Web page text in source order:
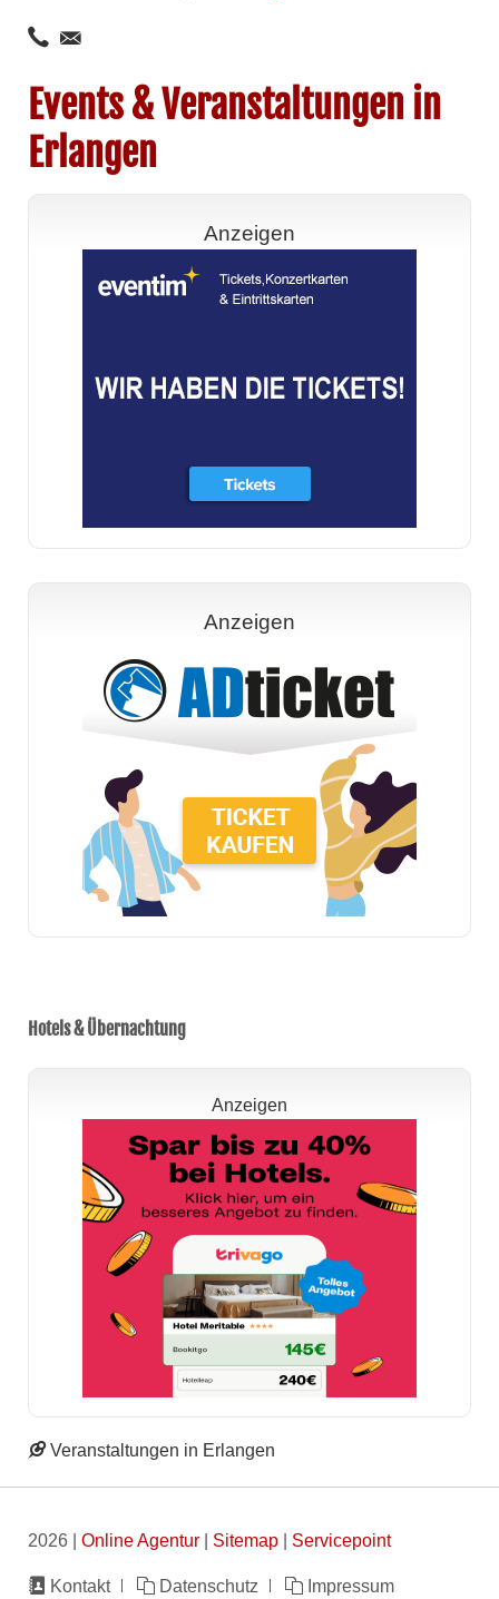
Events & Veranstaltungen in
Erlangen
Anzeigen
Anzeigen
Hotels & Übernachtung
Anzeigen
Veranstaltungen in Erlangen
2026 | Online Agentur| Sitemap| Servicepoint
Navigation
Kontakt Datenschutz Impressum